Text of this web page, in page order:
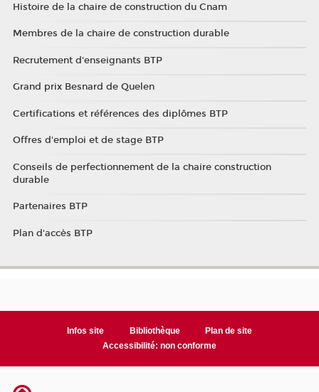
Histoire de la chaire de construction du Cnam
Membres de la chaire de construction durable
Recrutement d'enseignants BTP
Grand prix Besnard de Quelen
Certifications et références des diplômes BTP
Offres d'emploi et de stage BTP
Conseils de perfectionnement de la chaire construction
durable
Partenaires BTP
Plan d'accès BTP
Infos site Bibliothèque
Plan de site
Accessibilité: non conforme